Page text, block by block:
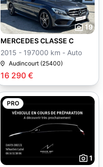
19
16 290 €
MERCEDES CLASSE C
2015 - 197000 km - Auto
Audincourt (25400)
PRO
1